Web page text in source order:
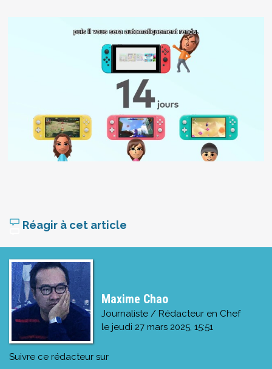
Réagir à cet article
Maxime Chao
Journaliste / Rédacteur en Chef
le jeudi 27 mars 2025, 15:51
Suivre ce rédacteur sur